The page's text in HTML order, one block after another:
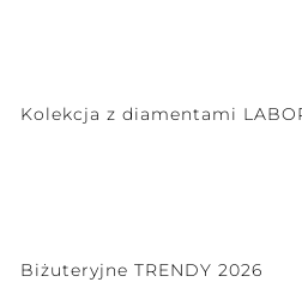
Kolekcja z diamentami
Biżuteryjne TRENDY 2026